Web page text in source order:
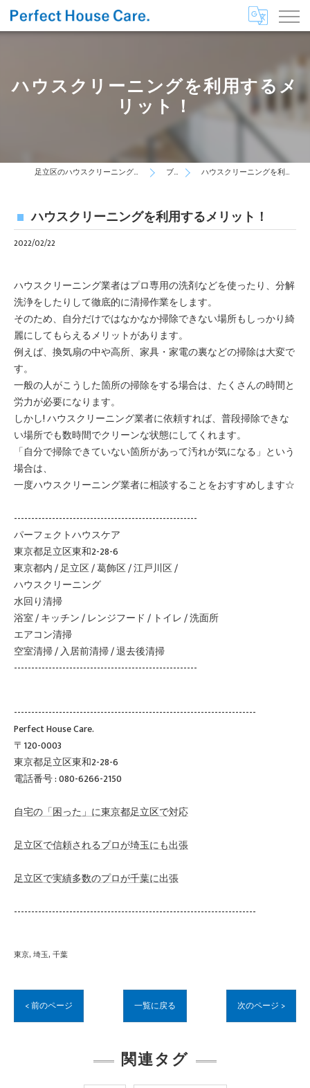
ハウスクリーニングを利用するメ
リット！
足立区のハウスクリーニングはPerfect House Care ブログ ハウスクリーニングを利用するメリット！
ハウスクリーニングを利用するメリット！
2022/02/22
ハウスクリーニング業者はプロ専用の洗剤などを使ったり、分解
洗浄をしたりして徹底的に清掃作業をします。
そのため、自分だけではなかなか掃除できない場所もしっかり綺
麗にしてもらえるメリットがあります。
例えば、換気扇の中や高所、家具・家電の裏などの掃除は大変で
す。
一般の人がこうした箇所の掃除をする場合は、たくさんの時間と
労力が必要になります。
しかし! ハウスクリーニング業者に依頼すれば、普段掃除できな
い場所でも数時間でクリーンな状態にしてくれます。
「自分で掃除できていない箇所があって汚れが気になる」という
場合は、
一度ハウスクリーニング業者に相談することをおすすめします☆
-----------------------------------------------------
パーフェクトハウスケア
東京都足立区東和2-28-6
東京都内 / 足立区 / 葛飾区 / 江戸川区 /
ハウスクリーニング
水回り清掃
浴室 / キッチン / レンジフード / トイレ / 洗面所
エアコン清掃
空室清掃 / 入居前清掃 / 退去後清掃
-----------------------------------------------------
----------------------------------------------------------------------
Perfect House Care.
〒120-0003
東京都足立区東和2-28-6
電話番号 : 080-6266-2150
自宅の「困った」に東京都足立区で対応
足立区で信頼されるプロが埼玉にも出張
足立区で実績多数のプロが千葉に出張
----------------------------------------------------------------------
東京 埼玉 千葉
< 前のページ 一覧に戻る 次のページ >
関連タグ